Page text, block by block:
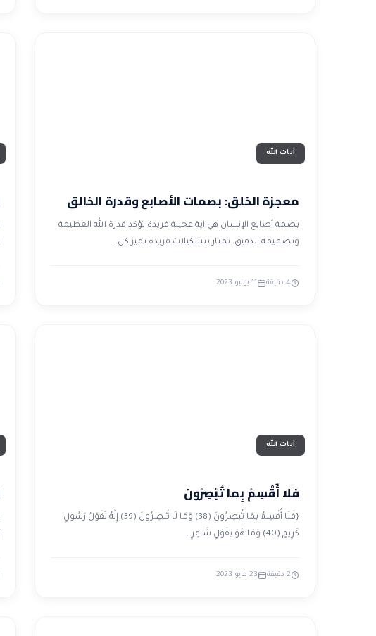
آيات الله
معجزة الخلق: بصمات الأصابع وقدرة الخالق
بصمة أصابع الإنسان هي آية عجيبة فريدة تؤكد قدرة الله العظيمة
وتصميمه الدقيق. تمتاز بتشكيلات فريدة تميز كل…
4 دقيقة 11 يوليو 2023
آيات الله
فَلَا أُقْسِمُ بِمَا تُبْصِرُونَ
{فَلَا أُقْسِمُ بِمَا تُبْصِرُونَ (38) وَمَا لَا تُبْصِرُونَ (39) إِنَّهُ لَقَوْلُ رَسُولٍ
كَرِيمٍ (40) وَمَا هُوَ بِقَوْلِ شَاعِرٍ…
2 دقيقة 23 مايو 2023